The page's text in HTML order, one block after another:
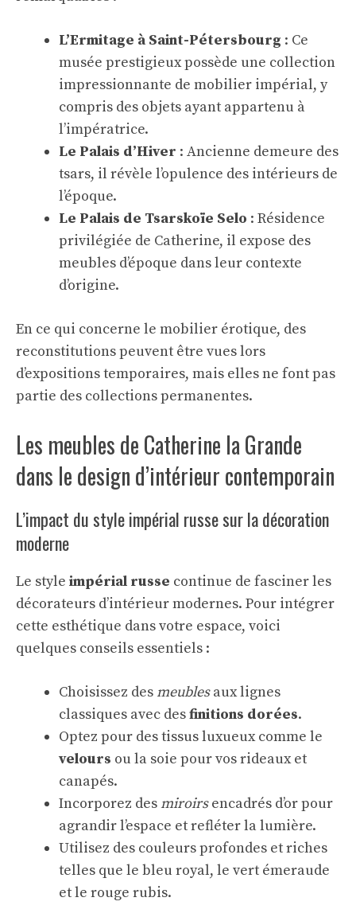
L’Ermitage à Saint-Pétersbourg : Ce
musée prestigieux possède une collection
impressionnante de mobilier impérial, y
compris des objets ayant appartenu à
l’impératrice.
Le Palais d’Hiver : Ancienne demeure des
tsars, il révèle l’opulence des intérieurs de
l’époque.
Le Palais de Tsarskoïe Selo : Résidence
privilégiée de Catherine, il expose des
meubles d’époque dans leur contexte
d’origine.
En ce qui concerne le mobilier érotique, des
reconstitutions peuvent être vues lors
d’expositions temporaires, mais elles ne font pas
partie des collections permanentes.
Les meubles de Catherine la Grande
dans le design d’intérieur contemporain
L’impact du style impérial russe sur la décoration
moderne
Le style impérial russe continue de fasciner les
décorateurs d’intérieur modernes. Pour intégrer
cette esthétique dans votre espace, voici
quelques conseils essentiels :
Choisissez desmeublesaux lignes
classiques avec desfinitions dorées.
Optez pour des tissus luxueux comme le
velours ou la soie pour vos rideaux et
canapés.
Incorporez desmiroirsencadrés d’or pour
agrandir l’espace et refléter la lumière.
Utilisez des couleurs profondes et riches
telles que le bleu royal, le vert émeraude
et le rouge rubis.